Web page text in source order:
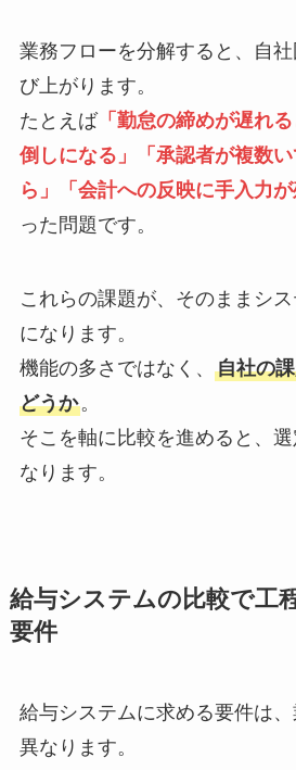
業務フローを分解すると、自
び上がります。
たとえば「勤怠の締めが遅れ
倒しになる」「承認者が複数
ら」「会計への反映に手入力が
った問題です。
これらの課題が、そのままシ
になります。
機能の多さではなく、 自社の
どうか。
そこを軸に比較を進めると、
なります。
給与システムの比較で工
要件
給与システムに求める要件は
異なります。